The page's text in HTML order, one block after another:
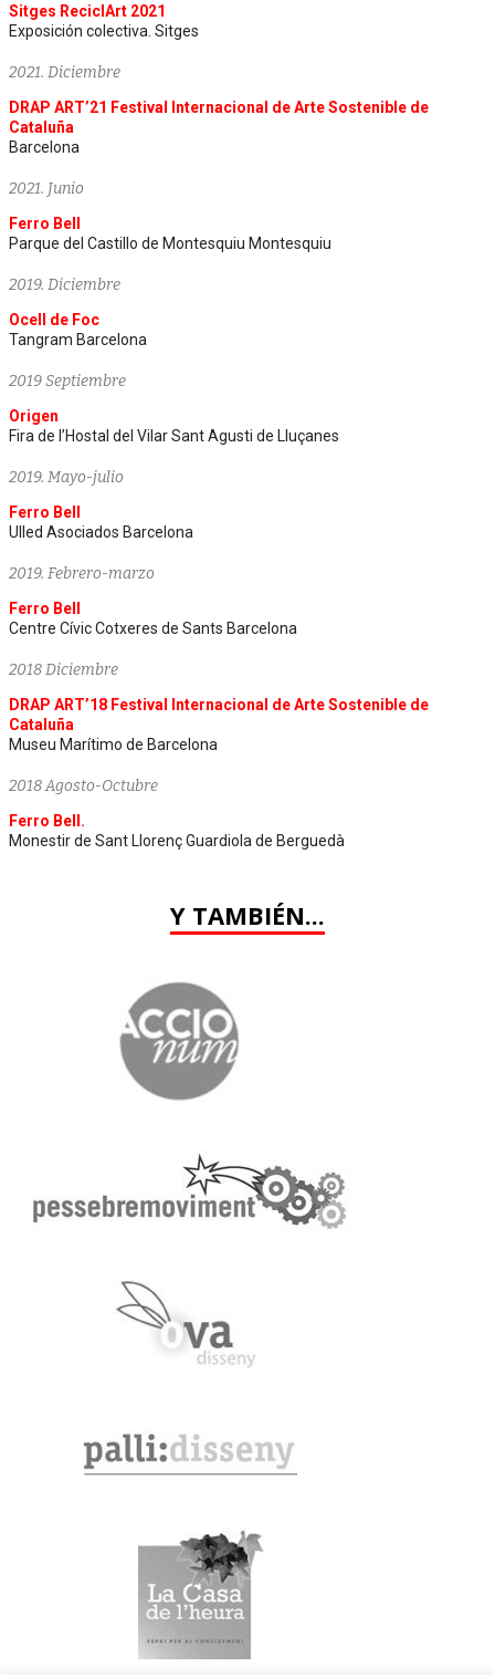
Sitges ReciclArt 2021
Exposición colectiva. Sitges
2021. Diciembre
DRAP ART’21 Festival Internacional de Arte Sostenible de
Cataluña
Barcelona
2021. Junio
Ferro Bell
Parque del Castillo de Montesquiu Montesquiu
2019. Diciembre
Ocell de Foc
Tangram Barcelona
2019 Septiembre
Origen
Fira de l’Hostal del Vilar Sant Agusti de Lluçanes
2019. Mayo-julio
Ferro Bell
Ulled Asociados Barcelona
2019. Febrero-marzo
Ferro Bell
Centre Cívic Cotxeres de Sants Barcelona
2018 Diciembre
DRAP ART’18 Festival Internacional de Arte Sostenible de
Cataluña
Museu Marítimo de Barcelona
2018 Agosto-Octubre
Ferro Bell.
Monestir de Sant Llorenç Guardiola de Berguedà
Y TAMBIÉN...